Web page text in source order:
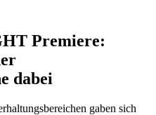
Premiere:
dabei
gaben sich